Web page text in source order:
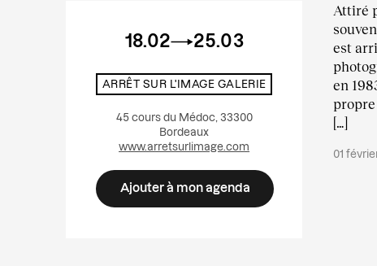
18.02 25.03
ARRÊT SUR L'IMAGE GALERIE
45 cours du Médoc, 33300
Bordeaux
www.arretsurlimage.com
Ajouter à mon agenda
Attiré
est
en
propre
[…]
01